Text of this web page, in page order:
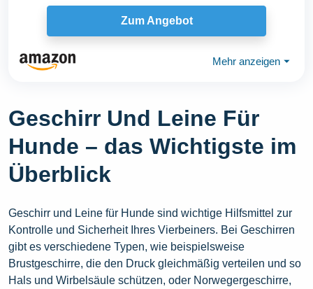
Näpfe...
Zum Angebot
Mehr anzeigen ⏷
Geschirr Und Leine Für
Hunde – das Wichtigste im
Überblick
Geschirr und Leine für Hunde sind wichtige Hilfsmittel zur
Kontrolle und Sicherheit Ihres Vierbeiners. Bei Geschirren
gibt es verschiedene Typen, wie beispielsweise
Brustgeschirre, die den Druck gleichmäßig verteilen und so
Hals und Wirbelsäule schützen, oder Norwegergeschirre,